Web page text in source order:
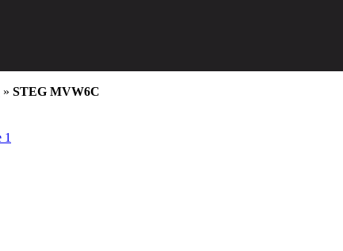
» STEG MVW6C